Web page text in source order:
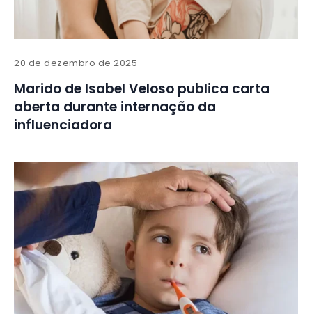
20 de dezembro de 2025
Marido de Isabel Veloso publica carta
aberta durante internação da
influenciadora